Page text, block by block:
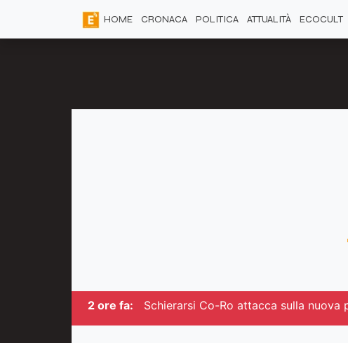
HOME CRONACA POLITICA ATTUALITÀ ECOCULT
2 ore fa: Schierarsi Co-Ro attacca sulla nuova